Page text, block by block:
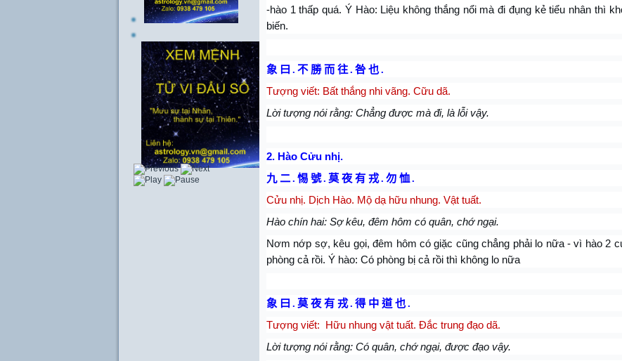
-hào 1 thấp quá. Ý Hào: Liệu không thắng nổi mà đi đụng kẻ tiểu nhân thì
biến.
象 曰 . 不 勝 而 往. 咎 也.
Tượng viết: Bất thắng nhi vãng. Cữu dã.
Lời tượng nói rằng: Chẳng được mà đi, là lỗi vậy.
2. Hào Cửu nhị.
九 二. 惕 號. 莫 夜 有 戎. 勿 恤.
Cửu nhị. Dịch Hào. Mộ dạ hữu nhung. Vật tuất.
Hào chín hai: Sợ kêu, đêm hôm có quân, chớ ngại.
Nơm nớp sợ, kêu gọi, đêm hôm có giặc cũng chẳng phải lo nữa - vì hào 2
phòng cả rồi. Ý hào: Có phòng bị cả rồi thì không lo nữa
象 曰 . 莫 夜 有 戎. 得 中 道 也.
Tượng viết: Hữu nhung vật tuất. Đắc trung đạo dã.
Lời tượng nói rằng: Có quân, chớ ngại, được đạo vậy.